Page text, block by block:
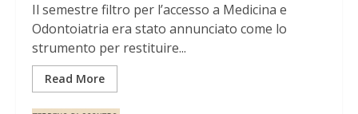
Il semestre filtro per l’accesso a Medicina e
Odontoiatria era stato annunciato come lo
strumento per restituire...
Read More